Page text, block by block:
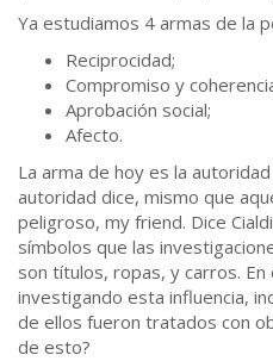
Ya estudiamos 4 armas de la
Reciprocidad;
Compromiso y
Aprobación social;
Afecto.
La arma de hoy es la
autoridad dice, mismo que
peligroso, my friend. Dice
símbolos que las
son títulos, ropas, y carros.
investigando esta influencia,
de ellos fueron tratados con
de esto?